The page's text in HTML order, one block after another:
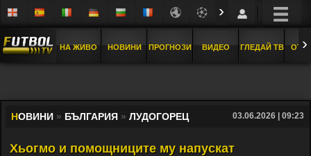
›
НА ЖИВО НОВИНИ ПРОГНОЗИ ВИДЕО ГЛЕДАЙ ТВ ›
НОВИНИ » БЪЛГАРИЯ » ЛУДОГОРЕЦ 03.06.2026 | 09:23
Хьогмо и помощниците му напускат